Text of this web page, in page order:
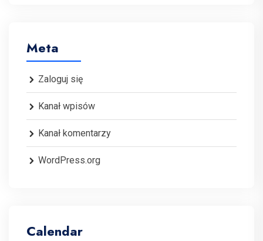
Meta
Zaloguj się
Kanał wpisów
Kanał komentarzy
WordPress.org
Calendar